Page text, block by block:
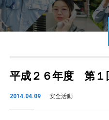
平成２６年度 第１
2014.04.09 安全活動